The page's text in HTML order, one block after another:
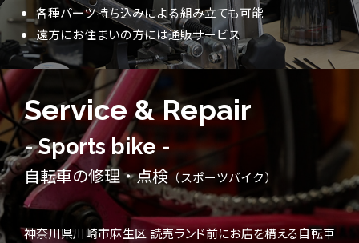
各種パーツ持ち込みによる組み立ても可能
遠方にお住まいの方には通販サービス
Service & Repair
- Sports bike -
自転車の修理・点検 （スポーツバイク）
神奈川県川崎市麻生区 読売ランド前にお店を構える自転車